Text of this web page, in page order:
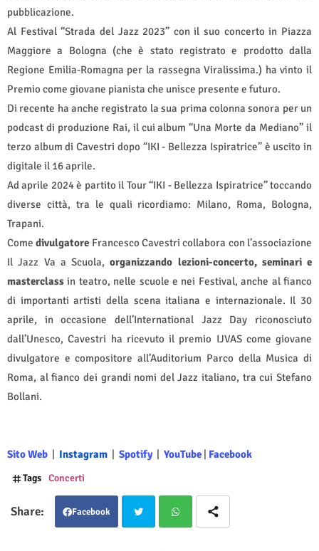
pubblicazione.
Al Festival “Strada del Jazz 2023” con il suo concerto in Piazza
Maggiore a Bologna (che è stato registrato e prodotto dalla
Regione Emilia-Romagna per la rassegna Viralissima.) ha vinto il
Premio come giovane pianista che unisce presente e futuro.
Di recente ha anche registrato la sua prima colonna sonora per un
podcast di produzione Rai, il cui album “Una Morte da Mediano” il
terzo album di Cavestri dopo “IKI - Bellezza Ispiratrice” è uscito in
digitale il 16 aprile.
Ad aprile 2024 è partito il Tour “IKI - Bellezza Ispiratrice” toccando
diverse città, tra le quali ricordiamo: Milano, Roma, Bologna,
Trapani.
Comedivulgatore Francesco Cavestri collabora con l’associazione
Il Jazz Va a Scuola,organizzando lezioni-concerto, seminari e
masterclassin teatro, nelle scuole e nei Festival, anche al fianco
di importanti artisti della scena italiana e internazionale. Il 30
aprile, in occasione dell’International Jazz Day riconosciuto
dall’Unesco, Cavestri ha ricevuto il premio IJVAS come giovane
divulgatore e compositore all’Auditorium Parco della Musica di
Roma, al fianco dei grandi nomi del Jazz italiano, tra cui Stefano
Bollani.
Sito Web | Instagram | Spotify| YouTube | Facebook
Tags Concerti
Facebook